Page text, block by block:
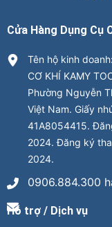
Cửa Hàng Dụng Cụ
Tên hộ kinh
CƠ KHÍ KAMY
Phường Nguyễn
Việt Nam. Giấy
41A8054415.
2024. Đăng ký
2024.
0906.884.300
Hỗ trợ / Dịch vụ